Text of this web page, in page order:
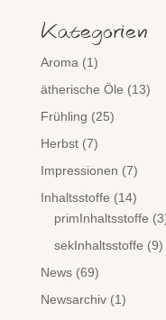
Kategorien
Aroma (1)
ätherische Öle (13)
Frühling (25)
Herbst(7)
Impressionen (7)
Inhaltsstoffe (14)
primInhaltsstoffe
sekInhaltsstoffe (9)
News(69)
Newsarchiv(1)